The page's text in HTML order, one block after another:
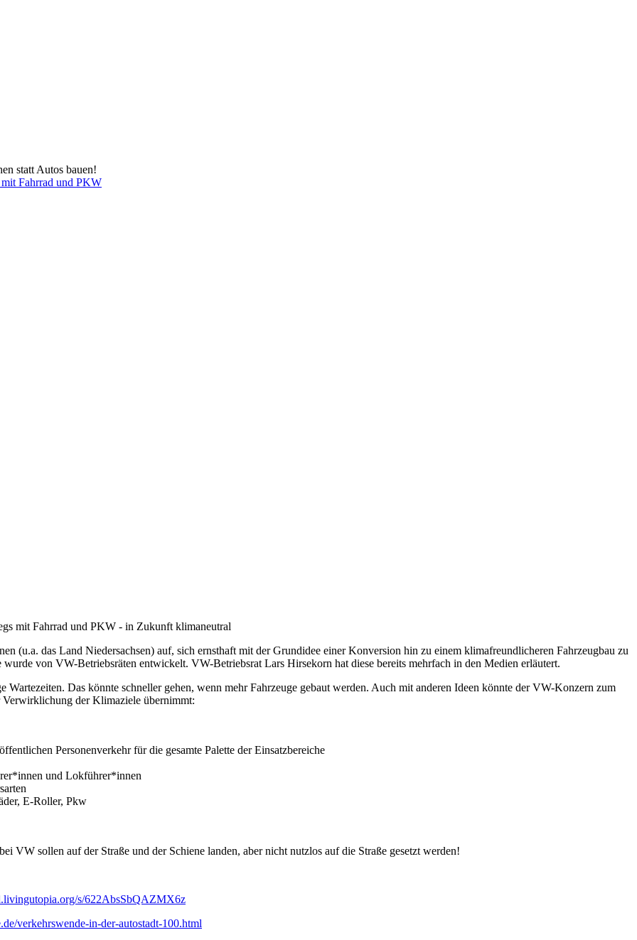
statt Autos bauen!
mit Fahrrad und PKW - in Zukunft klimaneutral
(u.a. das Land Niedersachsen) auf, sich ernsthaft mit der Grundidee einer Konversion hin zu einem klimafreundlicheren Fahrzeugbau zu
von VW-Betriebsräten entwickelt. VW-Betriebsrat Lars Hirsekorn hat diese bereits mehrfach in den Medien erläutert.
Wartezeiten. Das könnte schneller gehen, wenn mehr Fahrzeuge gebaut werden. Auch mit anderen Ideen könnte der VW-Konzern zum
der Klimaziele übernimmt:
Personenverkehr für die gesamte Palette der Einsatzbereiche
und Lokführer*innen
E-Roller, Pkw
VW sollen auf der Straße und der Schiene landen, aber nicht nutzlos auf die Straße gesetzt werden!
s/622AbsSbQAZMX6z
verkehrswende-in-der-autostadt-100.html